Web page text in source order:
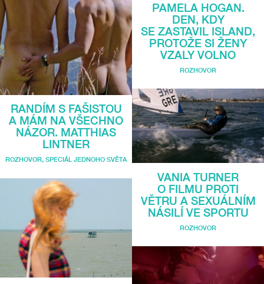
RANDÍM S FAŠISTOU
A MÁM NA VŠECHNO
NÁZOR. MATTHIAS
LINTNER
ROZHOVOR, SPECIÁL JEDNOHO SVĚTA
PAMELA HOGAN.
DEN, KDY
SE ZASTAVIL ISLAND,
PROTOŽE SI ŽENY
VZALY VOLNO
ROZHOVOR
VANIA TURNER
O FILMU PROTI
VĚTRU A SEXUÁLNÍM
NÁSILÍ VE SPORTU
ROZHOVOR